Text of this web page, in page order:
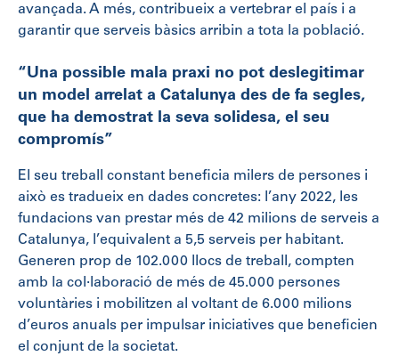
avançada. A més, contribueix a vertebrar el país i a
garantir que serveis bàsics arribin a tota la població.
“Una possible mala praxi no pot deslegitimar
un model arrelat a Catalunya des de fa segles,
que ha demostrat la seva solidesa, el seu
compromís”
El seu treball constant beneficia milers de persones i
això es tradueix en dades concretes: l’any 2022, les
fundacions van prestar més de 42 milions de serveis a
Catalunya, l’equivalent a 5,5 serveis per habitant.
Generen prop de 102.000 llocs de treball, compten
amb la col·laboració de més de 45.000 persones
voluntàries i mobilitzen al voltant de 6.000 milions
d’euros anuals per impulsar iniciatives que beneficien
el conjunt de la societat.